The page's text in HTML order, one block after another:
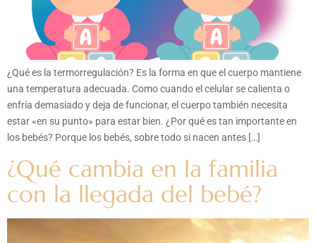
¿Qué es la termorregulación? Es la forma en que el cuerpo mantiene
una temperatura adecuada. Como cuando el celular se calienta o
enfría demasiado y deja de funcionar, el cuerpo también necesita
estar «en su punto» para estar bien. ¿Por qué es tan importante en
los bebés? Porque los bebés, sobre todo si nacen antes […]
¿Qué cambia en la familia
con la llegada del bebé?